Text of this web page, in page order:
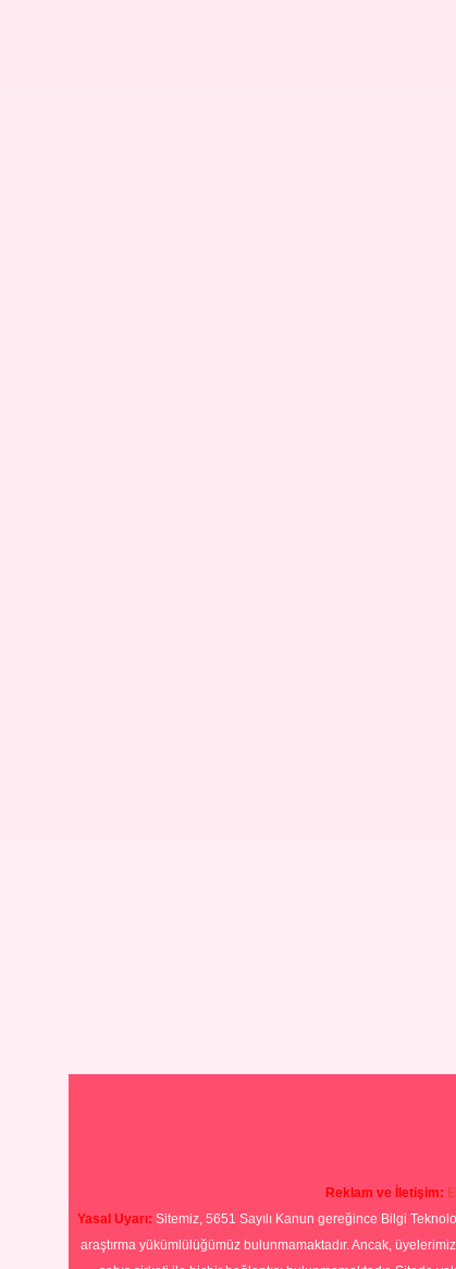
Reklam ve İletişim:
Yasal Uyarı: Sitemiz, 5651 Sayılı Kanun gereğince Bilgi
araştırma yükümlülüğümüz bulunmamaktadır. Ancak,